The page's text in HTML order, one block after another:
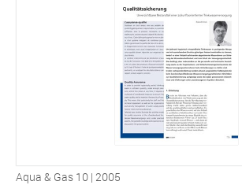
Aqua & Gas 10 | 2005